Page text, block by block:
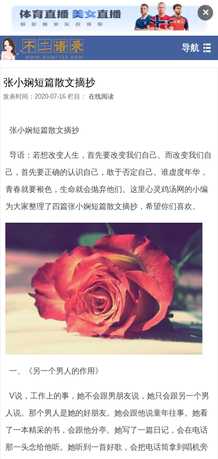
✕
导航
张小娴短篇散文摘抄
发表时间：2020-07-16 栏目： 在线阅读
张小娴短篇散文摘抄
导语：若想改变人生，首先要改变我们自己。而改变我们自
己，首先要正确的认识自己，敢于否定自己。谁虚度年华，
青春就要裉色，生命就会抛弃他们。这里心灵鸡汤网的小编
为大家整理了四篇张小娴短篇散文摘抄，希望你们喜欢。
一、《另一个男人的作用》
V说，工作上的事，她不会跟男朋友说，她只会跟另一个男
人说。那个男人是她的好朋友。她会跟他说童年往事。她看
了一本精采的书，会跟他分亭。她写了一篇日记，会在电话
那一头念给他听。她听到一首好歌，会把电话筒拿到唱机旁